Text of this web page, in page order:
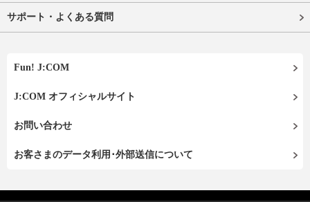
サポート・よくある質問
Fun! J:COM
J:COM オフィシャルサイト
お問い合わせ
お客さまのデータ利用･外部送信について